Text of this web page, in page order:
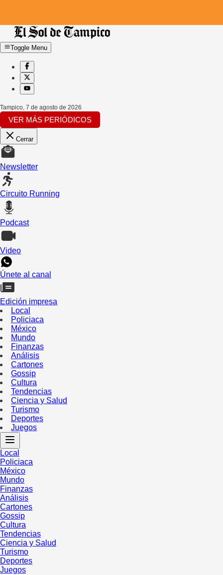
Toggle Menu
Tampico, 7 de agosto de 2026
VER MÁS PERIÓDICOS
Cerrar
Newsletter
Circuito Running
Podcast
Video
Únete al canal
Edición impresa
Local
Policiaca
México
Mundo
Finanzas
Análisis
Cartones
Gossip
Cultura
Tendencias
Ciencia y Salud
Turismo
Deportes
Juegos
Local
Policiaca
México
Mundo
Finanzas
Análisis
Cartones
Gossip
Cultura
Tendencias
Ciencia y Salud
Turismo
Deportes
Juegos